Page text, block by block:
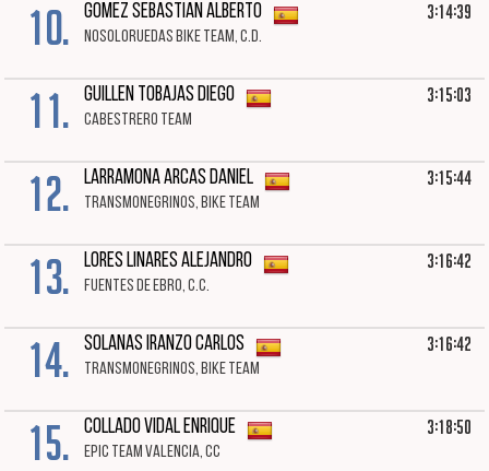
10. GOMEZ SEBASTIAN ALBERTO
NOSOLORUEDAS BIKE TEAM, C.D.
3:14:39
11. GUILLEN TOBAJAS DIEGO
CABESTRERO TEAM
3:15:03
12. LARRAMONA ARCAS DANIEL
TRANSMONEGRINOS, BIKE TEAM
3:15:44
13. LORES LINARES ALEJANDRO
FUENTES DE EBRO, C.C.
3:16:42
14. SOLANAS IRANZO CARLOS
TRANSMONEGRINOS, BIKE TEAM
3:16:42
15. COLLADO VIDAL ENRIQUE
EPIC TEAM VALENCIA, CC
3:18:50